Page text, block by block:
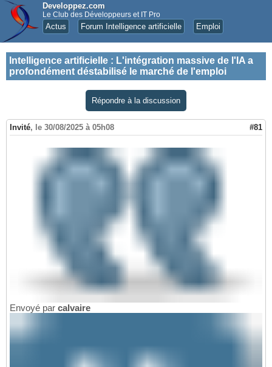
Developpez.com
Le Club des Développeurs et IT Pro
Actus Forum Intelligence artificielle Emploi
Intelligence artificielle : L'intégration massive de l'IA a
profondément déstabilisé le marché de l'emploi
Répondre à la discussion
Invité, le 30/08/2025 à 05h08 #81
Envoyé par calvaire